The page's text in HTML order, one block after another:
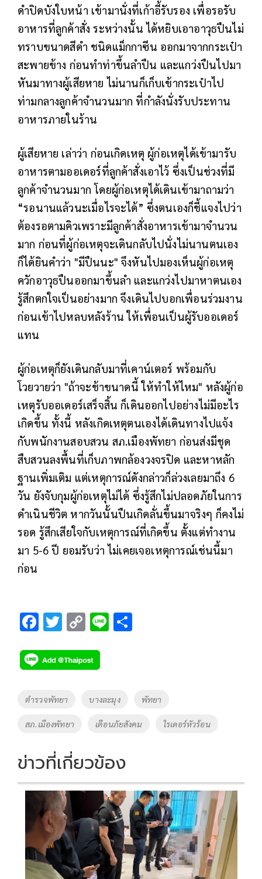
ดำปิดบังใบหน้า เข้ามานั่งที่เก้าอี้รับรอง เพื่อรอรับ
อาหารที่ลูกค้าสั่ง ระหว่างนั้น ได้หยิบเอาอาวุธปืนไม่
ทราบขนาดสีดำ ชนิดแม็กกาซีน ออกมาจากกระเป๋า
สะพายข้าง ก่อนทำท่าขึ้นลำปืน และแกว่งปืนไปมา
หันมาทางผู้เสียหาย ไม่นานก็เก็บเข้ากระเป๋าไป
ท่ามกลางลูกค้าจำนวนมาก ที่กำลังนั่งรับประทาน
อาหารภายในร้าน
ผู้เสียหาย เล่าว่า ก่อนเกิดเหตุ ผู้ก่อเหตุได้เข้ามารับ
อาหารตามออเดอร์ที่ลูกค้าสั่งเอาไว้ ซึ่งเป็นช่วงที่มี
ลูกค้าจำนวนมาก โดยผู้ก่อเหตุได้เดินเข้ามาถามว่า
“รอนานแล้วนะเมื่อไรจะได้” ซึ่งตนเองก็ชี้แจงไปว่า
ต้องรอตามคิวเพราะมีลูกค้าสั่งอาหารเข้ามาจำนวน
มาก ก่อนที่ผู้ก่อเหตุจะเดินกลับไปนั่งไม่นานตนเอง
ก็ได้ยินคำว่า "มีปืนนะ" จึงหันไปมองเห็นผู้ก่อเหตุ
ควักอาวุธปืนออกมาขึ้นลำ และแกว่งไปมาหาตนเอง
รู้สึกตกใจเป็นอย่างมาก จึงเดินไปบอกเพื่อนร่วมงาน
ก่อนเข้าไปหลบหลังร้าน ให้เพื่อนเป็นผู้รับออเดอร์
แทน
ผู้ก่อเหตุก็ยังเดินกลับมาที่เคาน์เตอร์ พร้อมกับ
โวยวายว่า "ถ้าจะช้าขนาดนี้ ให้ทำให้ไหม" หลังผู้ก่อ
เหตุรับออเดอร์เสร็จสิ้น ก็เดินออกไปอย่างไม่มีอะไร
เกิดขึ้น ทั้งนี้ หลังเกิดเหตุตนเองได้เดินทางไปแจ้ง
กับพนักงานสอบสวน สภ.เมืองพัทยา ก่อนส่งมีชุด
สืบสวนลงพื้นที่เก็บภาพกล้องวงจรปิด และหาหลัก
ฐานเพิ่มเติม แต่เหตุการณ์ดังกล่าวก็ล่วงเลยมาถึง 6
วัน ยังจับกุมผู้ก่อเหตุไม่ได้ ซึ่งรู้สึกไม่ปลอดภัยในการ
ดำเนินชีวิต หากวันนั้นปืนเกิดลั่นขึ้นมาจริงๆ ก็คงไม่
รอด รู้สึกเสียใจกับเหตุการณ์ที่เกิดขึ้น ตั้งแต่ทำงาน
มา 5-6 ปี ยอมรับว่า ไม่เคยเจอเหตุการณ์เช่นนี้มา
ก่อน
F
e
b
o
o
k
T
tt
er
C
p
y
Li
Li
Tags
ตำรวจพัทยา บางละมุง พัทยา
สภ.เมืองพัทยา เตือนภัยสังคม ไรเดอร์หัวร้อน
ข่าวที่เกี่ยวข้อง